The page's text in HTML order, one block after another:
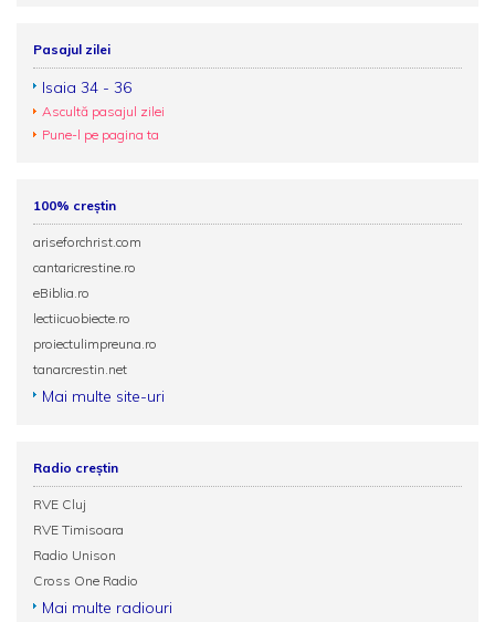
Pasajul zilei
Isaia 34 - 36
Ascultă pasajul zilei
Pune-l pe pagina ta
100% creștin
ariseforchrist.com
cantaricrestine.ro
eBiblia.ro
lectiicuobiecte.ro
proiectulimpreuna.ro
tanarcrestin.net
Mai multe site-uri
Radio creștin
RVE Cluj
RVE Timisoara
Radio Unison
Cross One Radio
Mai multe radiouri